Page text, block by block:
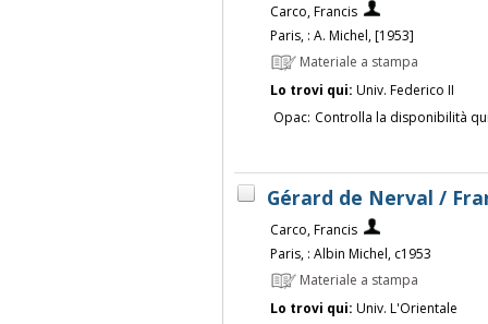
Carco, Francis
Paris, : A. Michel, [1953]
Materiale a stampa
Lo trovi qui: Univ. Federico II
Opac: Controlla la disponibilità
Gérard de Nerval /
Carco, Francis
Paris, : Albin Michel, c1953
Materiale a stampa
Lo trovi qui: Univ. L'Orientale